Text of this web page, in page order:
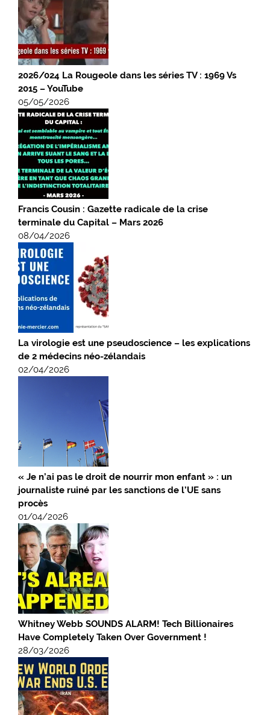
2026/024 La Rougeole dans les séries TV : 1969 Vs
2015 – YouTube
05/05/2026
Francis Cousin : Gazette radicale de la crise
terminale du Capital – Mars 2026
08/04/2026
La virologie est une pseudoscience – les explications
de 2 médecins néo-zélandais
02/04/2026
« Je n’ai pas le droit de nourrir mon enfant » : un
journaliste ruiné par les sanctions de l’UE sans
procès
01/04/2026
Whitney Webb SOUNDS ALARM! Tech Billionaires
Have Completely Taken Over Government !
28/03/2026